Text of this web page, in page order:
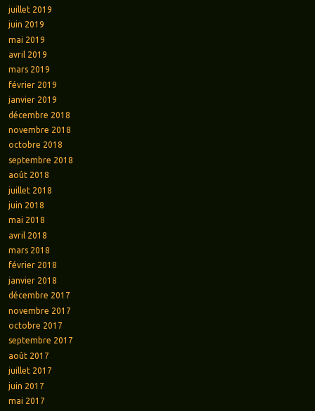
juillet 2019
juin 2019
mai 2019
avril 2019
mars 2019
février 2019
janvier 2019
décembre 2018
novembre 2018
octobre 2018
septembre 2018
août 2018
juillet 2018
juin 2018
mai 2018
avril 2018
mars 2018
février 2018
janvier 2018
décembre 2017
novembre 2017
octobre 2017
septembre 2017
août 2017
juillet 2017
juin 2017
mai 2017